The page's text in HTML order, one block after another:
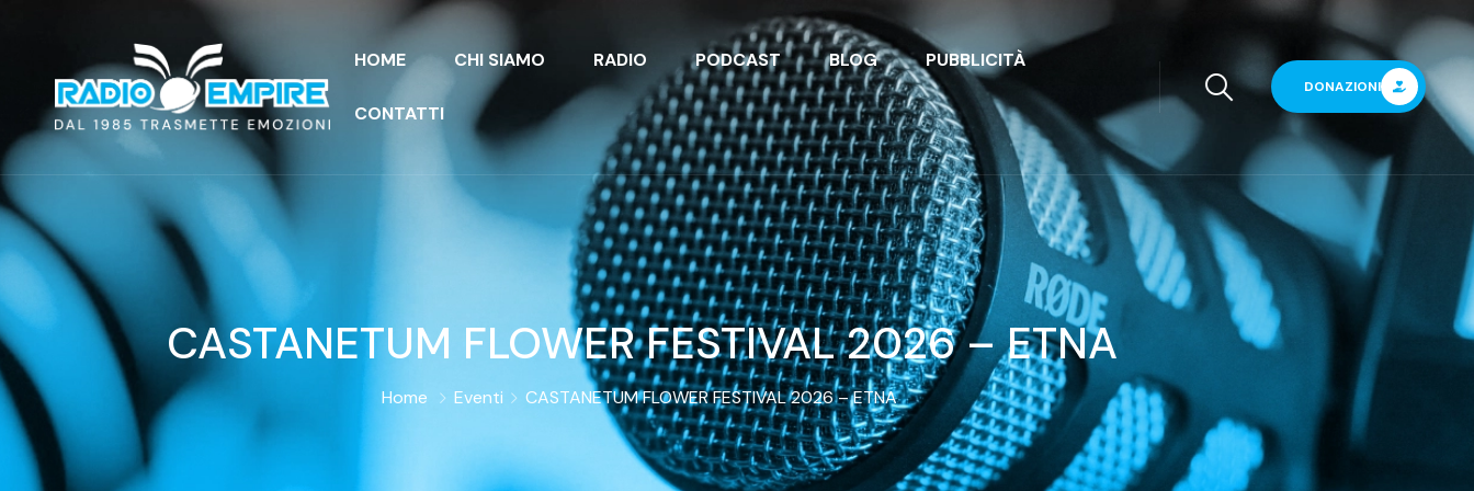
HOME CHI SIAMO RADIO PODCAST BLOG PUBBLICITÀ
CONTATTI
DONAZIONI
CASTANETUM FLOWER FESTIVAL 2026 – ETNA
Home Eventi CASTANETUM FLOWER FESTIVAL 2026 – ETNA